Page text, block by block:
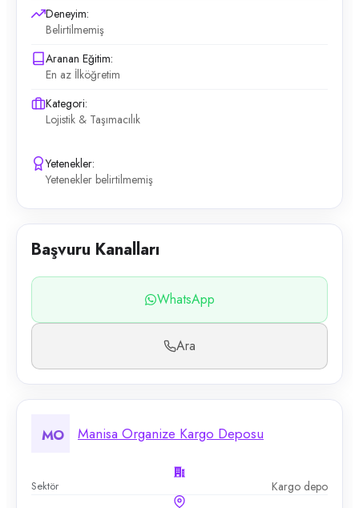
Deneyim:
Belirtilmemiş
Aranan Eğitim:
En az İlköğretim
Kategori:
Lojistik & Taşımacılık
Yetenekler:
Yetenekler belirtilmemiş
Başvuru Kanalları
WhatsApp
Ara
MO Manisa Organize Kargo Deposu
Sektör Kargo depo